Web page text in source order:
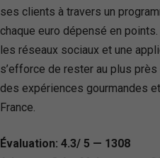
ses clients à travers un
chaque euro dépensé en
les réseaux sociaux et une
s’efforce de rester au plus
des expériences gourmandes
France.
Évaluation: 4.3/ 5 — 1308